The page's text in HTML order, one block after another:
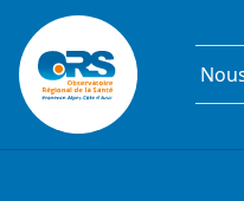
Aller au contenu principal